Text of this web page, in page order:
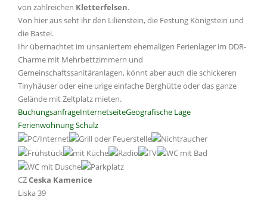
von zahlreichen Kletterfelsen.
Von hier aus seht ihr den Lilienstein, die Festung Königstein und
die Bastei.
Ihr übernachtet im unsaniertem ehemaligen Ferienlager im DDR-
Charme mit Mehrbettzimmern und
Gemeinschaftssanitäranlagen, könnt aber auch die schickeren
Tinyhäuser oder eine urige einfache Berghütte oder das ganze
Gelände mit Zeltplatz mieten.
BuchungsanfrageInternetseiteGeografische Lage
Ferienwohnung Schulz
CZCeska Kamenice
Liska 39